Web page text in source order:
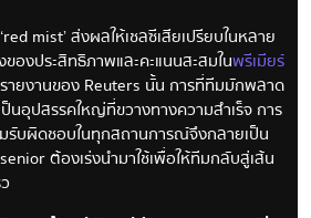
mist’ ส่งผลให้เชลซีเสียเปรียบในหลาย
องประสิทธิภาพและคะแนนสะสมในพรีเมียร์
ยงานของ Reuters นั้น การที่ทีมมักพลาด
นอุปสรรคใหญ่ที่ขวางทางความสำเร็จ การ
รับผิดชอบในทุกสถานการณ์จึงกลายเป็น
ต้องเร่งนำมาใช้เพื่อให้ทีมกลับสู่เส้น